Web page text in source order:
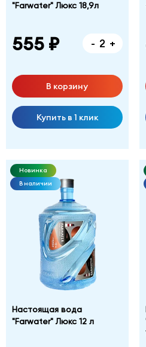
"Farwater" Люкс 18,9л
555 ₽ - +
В корзину
Купить в 1 клик
Новинка
В наличии
Настоящая вода
"Farwater" Люкс 12 л